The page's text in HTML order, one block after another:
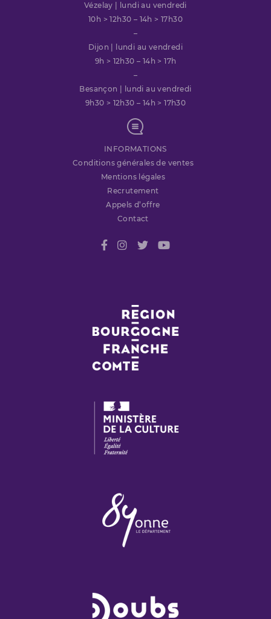
Vézelay | lundi au vendredi
10h > 12h30 – 14h > 17h30
–
Dijon | lundi au vendredi
9h > 12h30 – 14h > 17h
–
Besançon | lundi au vendredi
9h30 > 12h30 – 14h > 17h30
INFORMATIONS
Conditions générales de ventes
Mentions légales
Recrutement
Appels d’offre
Contact